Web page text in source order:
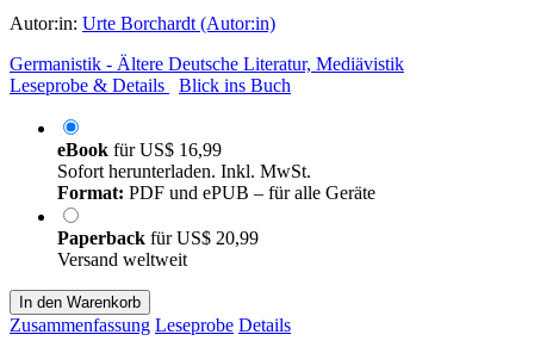
Autor:in: Urte Borchardt (Autor:in)
Germanistik - Ältere Deutsche Literatur, Mediävistik
Leseprobe & Details
Blick ins Buch
eBook fürUS$ 16,99
Sofort herunterladen. Inkl. MwSt.
Format: PDF und ePUB – für alle Geräte
Paperback fürUS$ 20,99
Versand weltweit
In den Warenkorb
Zusammenfassung Leseprobe Details